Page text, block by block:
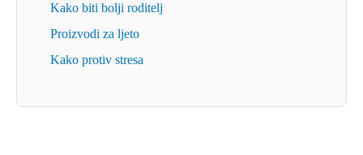
Kako biti bolji roditelj
Proizvodi za ljeto
Kako protiv stresa